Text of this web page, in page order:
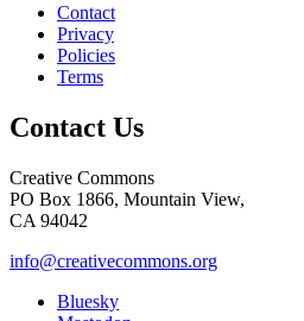
Contact
Privacy
Policies
Terms
Contact Us
Creative Commons
PO Box 1866, Mountain View,
CA 94042
info@creativecommons.org
Bluesky